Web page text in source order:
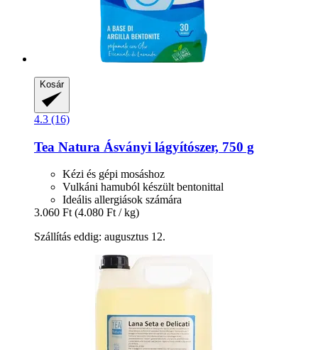
Kosár
4.3 (16)
Tea Natura Ásványi lágyítószer, 750 g
Kézi és gépi mosáshoz
Vulkáni hamuból készült bentonittal
Ideális allergiások számára
3.060 Ft (4.080 Ft / kg)
Szállítás eddig: augusztus 12.